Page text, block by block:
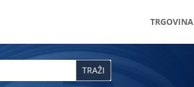
TRGOVINA